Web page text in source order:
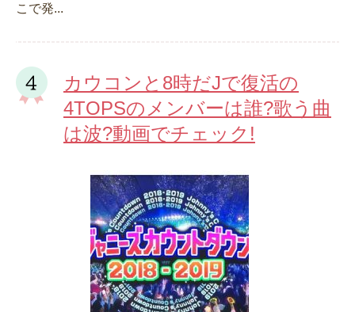
こで発...
カウコンと8時だJで復活の
4TOPSのメンバーは誰?歌う曲
は波?動画でチェック!